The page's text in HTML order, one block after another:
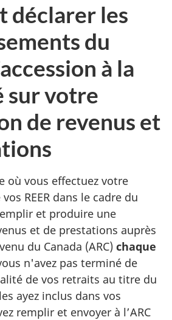
déclarer les
du
à la
sur votre
de revenus et
où vous effectuez votre
REER dans le cadre du
et produire une
et de prestations auprès
du Canada (ARC) chaque
n'avez pas terminé de
de vos retraits au titre du
ayez inclus dans vos
remplir et envoyer à l’ARC